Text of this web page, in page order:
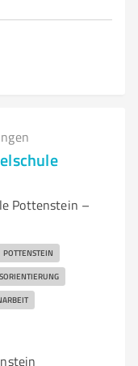
Pottenstein –
POTTENSTEIN